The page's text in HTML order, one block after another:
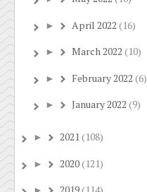
► April 2022 (16)
► March 2022 (10)
► February 2022 (6)
► January 2022 (9)
► 2021(108)
► 2020(121)